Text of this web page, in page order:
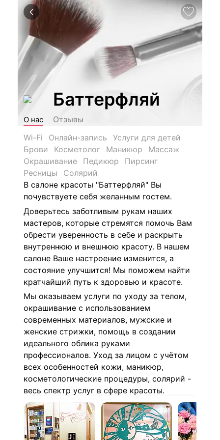
Баттерфляй
О нас
Отзывы
Wi-Fi
Онлайн-запись
Услуги для детей
Брови
Косметолог Маникюр
Массаж
Окрашивание
Педикюр
Пирсинг
Ресницы
Солярий
В салоне красоты "Баттерфляй" Вы
почувствуете себя желанным гостем.
Доверьтесь заботливым рукам наших
мастеров, которые стремятся помочь Вам
обрести уверенность в себе и раскрыть
внутреннюю и внешнюю красоту. В нашем
салоне Ваше настроение изменится, а
состояние улучшится! Мы поможем найти
кратчайший путь к здоровью и красоте.
Мы оказываем услуги по уходу за телом,
окрашивание с использованием
современных материалов, мужские и
женские стрижки, помощь в создании
идеального облика руками
профессионалов. Уход за лицом с учётом
всех особенностей кожи, маникюр,
косметологические процедуры, солярий -
весь спектр услуг в сфере красоты.